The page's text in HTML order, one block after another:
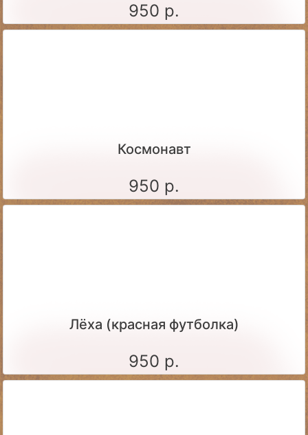
950 р.
Космонавт
950 р.
Лёха (красная футболка)
950 р.